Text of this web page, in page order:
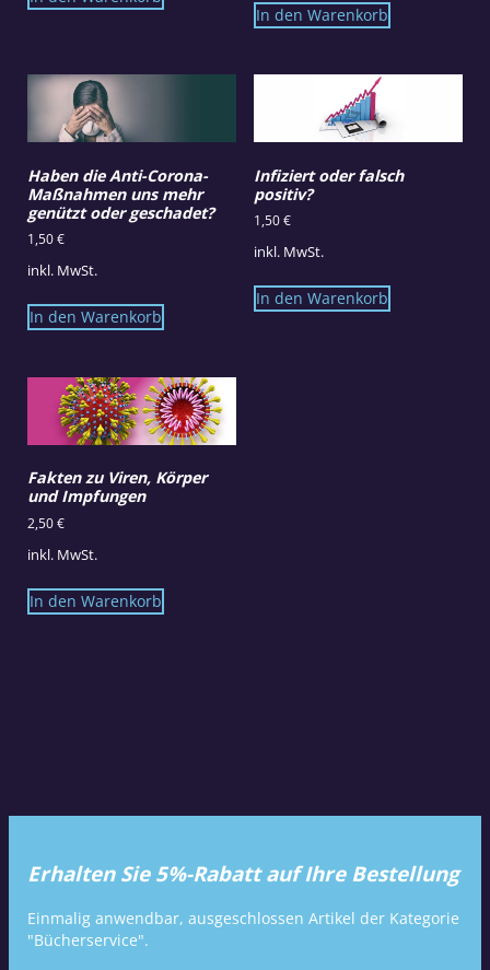
In den Warenkorb
Haben die Anti-Corona-
Maßnahmen uns mehr
genützt oder geschadet?
1,50€
inkl. MwSt.
In den Warenkorb
Infiziert oder falsch
positiv?
1,50€
inkl. MwSt.
In den Warenkorb
Fakten zu Viren, Körper
und Impfungen
2,50€
inkl. MwSt.
In den Warenkorb
Erhalten Sie 5%-Rabatt auf Ihre Bestellung
Einmalig anwendbar, ausgeschlossen Artikel der Kategorie
"Bücherservice".